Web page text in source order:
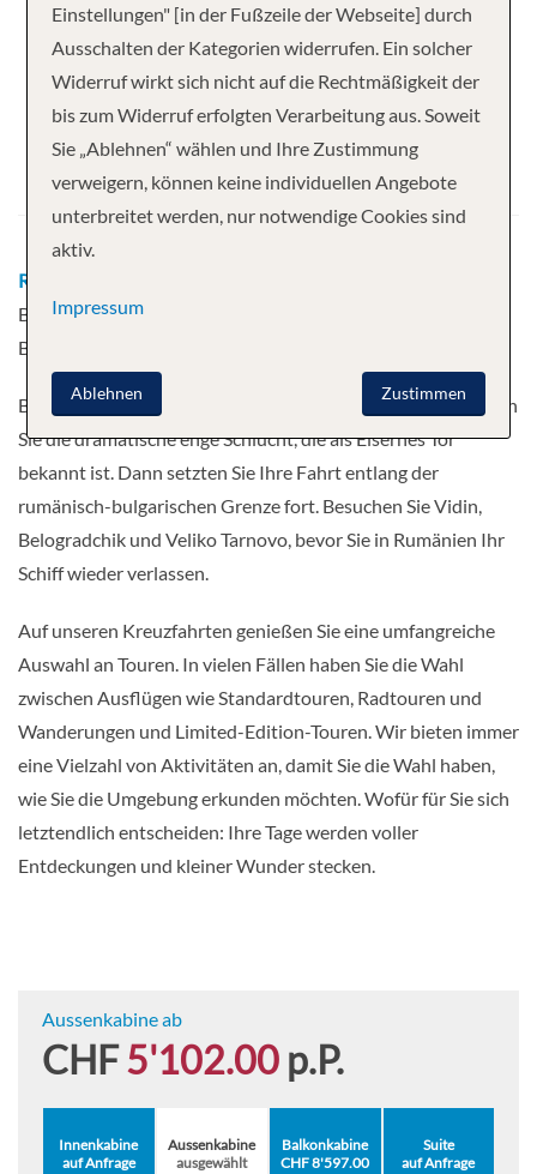
Ihre Kreuzfahrt
14 NächteAmaBella
23.08.2027
Route
Belgrad - Novi Sad - Ilok - Paks - Mohacs -
Budapest, Ungarn
Beginnen Sie Ihre Urlaubsreise in Budapest und durchqueren
Sie die dramatische enge Schlucht, die als Eisernes Tor
bekannt ist. Dann setzten Sie Ihre Fahrt entlang der
rumänisch-bulgarischen Grenze fort. Besuchen Sie Vidin,
Belogradchik und Veliko Tarnovo, bevor Sie in Rumänien Ihr
Schiff wieder verlassen.
Auf unseren Kreuzfahrten genießen Sie eine umfangreiche
Auswahl an Touren. In vielen Fällen haben Sie die Wahl
zwischen Ausflügen wie Standardtouren, Radtouren und
Wanderungen und Limited-Edition-Touren. Wir bieten immer
eine Vielzahl von Aktivitäten an, damit Sie die Wahl haben,
wie Sie die Umgebung erkunden möchten. Wofür für Sie sich
letztendlich entscheiden: Ihre Tage werden voller
Entdeckungen und kleiner Wunder stecken.
Aussenkabine ab
CHF5'102.00 p.P.
Innenkabine
auf Anfrage
Aussenkabine
ausgewählt
Balkonkabine
CHF 8'597.00
Suite
auf Anfrage
Einstellungen" [in der Fußzeile der Webseite] durch
Ausschalten der Kategorien widerrufen. Ein solcher
Widerruf wirkt sich nicht auf die Rechtmäßigkeit der
bis zum Widerruf erfolgten Verarbeitung aus. Soweit
Sie „Ablehnen“ wählen und Ihre Zustimmung
verweigern, können keine individuellen Angebote
unterbreitet werden, nur notwendige Cookies sind
aktiv.
Impressum
Zustimmen
Ablehnen